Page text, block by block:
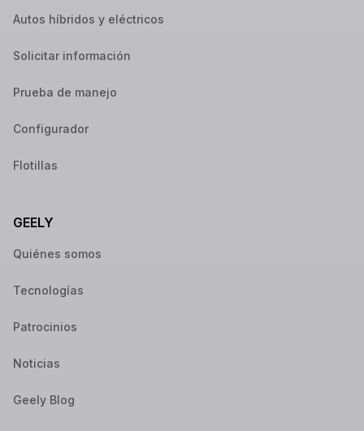
Autos híbridos y eléctricos
Solicitar información
Prueba de manejo
Configurador
Flotillas
GEELY
Quiénes somos
Tecnologías
Patrocinios
Noticias
Geely Blog